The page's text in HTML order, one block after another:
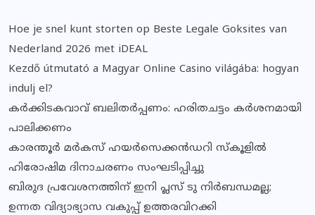
Hoe je snel kunt storten op Beste Legale Goksites van
Nederland 2026 met iDEAL
Kezdő útmutató a Magyar Online Casino világába: hogyan
indulj el?
കര്‍ക്കിടകവാവ് ബലിതര്‍പ്പണം: ഹരിതചട്ടം കര്‍ശനമായി
പാലിക്കണം
കാരന്തൂര്‍ മര്‍കസ് ഹയര്‍സെക്കന്‍ഡറി സ്‌കൂളില്‍
ഹിരോഷിമ ദിനാചരണം സംഘടിപ്പിച്ചു
ബിരുദ പ്രവേശനത്തിന് ഇനി പ്ലസ് ടു നിര്‍ബന്ധമല്ല;
ഉന്നത വിദ്യാഭ്യാസ വകുപ്പ് ഉത്തരവിറക്കി